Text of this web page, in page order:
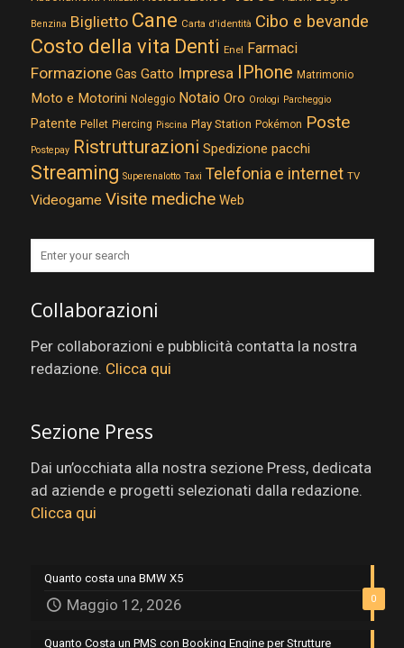
Benzina Biglietto Cane Carta d'identità Cibo e bevande
Costo della vita Denti Enel Farmaci
Formazione Gas Gatto Impresa IPhone Matrimonio
Moto e Motorini Noleggio Notaio Oro Orologi Parcheggio
Patente Pellet Piercing Piscina Play Station Pokémon Poste
Postepay Ristrutturazioni Spedizione pacchi
Streaming Superenalotto Taxi Telefonia e internet TV
Videogame Visite mediche Web
Collaborazioni
Per collaborazioni e pubblicità contatta la nostra
redazione. Clicca qui
Sezione Press
Dai un’occhiata alla nostra sezione Press, dedicata
ad aziende e progetti selezionati dalla redazione.
Clicca qui
0
Quanto costa una BMW X5
Maggio 12, 2026
Quanto Costa un PMS con Booking Engine per Strutture